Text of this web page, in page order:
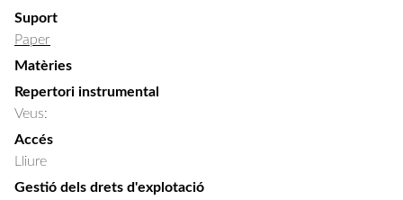
Suport
Paper
Matèries
Repertori instrumental
Veus:
Accés
Lliure
Gestió dels drets d'explotació